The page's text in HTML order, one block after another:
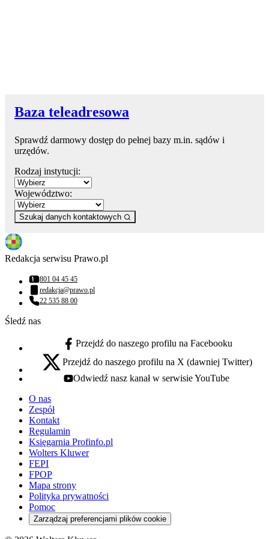
Baza teleadresowa
Sprawdź darmowy dostęp do pełnej bazy m.in. sądów i
urzędów.
Rodzaj instytucji:
Województwo:
Szukaj danych kontaktowych
Redakcja serwisu Prawo.pl
Numer telefonu:
801 04 45 45
Adres email:
redakcja@prawo.pl
Numer telefonu:
22 535 88 00
Śledź nas
facebook - otwiera się w nowej karcie
Przejdź do naszego profilu na Facebooku
x - otwiera się w nowej karcie
Przejdź do naszego profilu na X (dawniej Twitter)
youtube - otwiera się w nowej karcie
Odwiedź nasz kanał w serwisie YouTube
O nas
Zespół
Kontakt
Regulamin
Księgarnia Profinfo.pl
Wolters Kluwer
FEPI
FPOP
Mapa strony
Polityka prywatności
Pomoc
Zarządzaj preferencjami plików cookie